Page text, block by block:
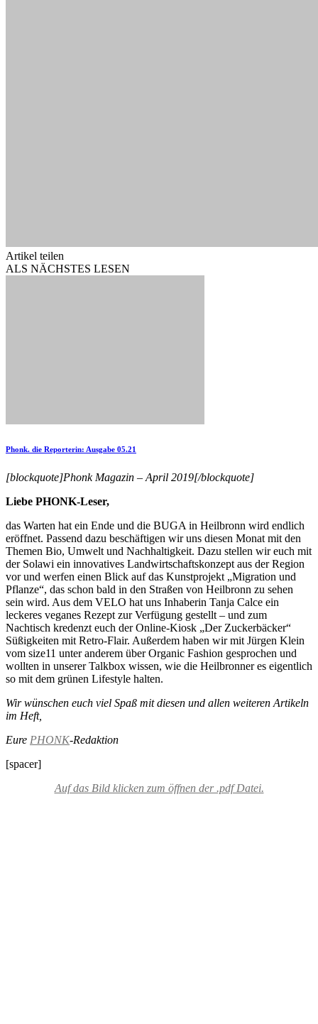
Artikel teilen
ALS NÄCHSTES LESEN
Phonk. die Reporterin: Ausgabe 05.21
[blockquote]Phonk Magazin – April 2019[/blockquote]
Liebe PHONK-Leser,
das Warten hat ein Ende und die BUGA in Heilbronn wird endlich
eröffnet. Passend dazu beschäftigen wir uns diesen Monat mit den
Themen Bio, Umwelt und Nachhaltigkeit. Dazu stellen wir euch mit
der Solawi ein innovatives Landwirtschaftskonzept aus der Region
vor und werfen einen Blick auf das Kunstprojekt „Migration und
Pflanze“, das schon bald in den Straßen von Heilbronn zu sehen
sein wird. Aus dem VELO hat uns Inhaberin Tanja Calce ein
leckeres veganes Rezept zur Verfügung gestellt – und zum
Nachtisch kredenzt euch der Online-Kiosk „Der Zuckerbäcker“
Süßigkeiten mit Retro-Flair. Außerdem haben wir mit Jürgen Klein
vom size11 unter anderem über Organic Fashion gesprochen und
wollten in unserer Talkbox wissen, wie die Heilbronner es eigentlich
so mit dem grünen Lifestyle halten.
Wir wünschen euch viel Spaß mit diesen und allen weiteren Artikeln
im Heft,
Eure PHONK-Redaktion
[spacer]
Auf das Bild klicken zum öffnen der .pdf Datei.